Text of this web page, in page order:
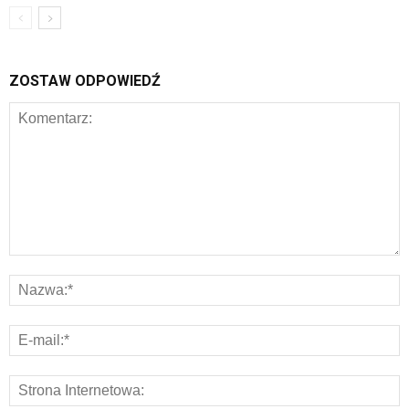
ZOSTAW ODPOWIEDŹ